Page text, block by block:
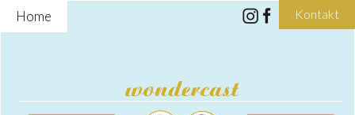
Home Kontakt